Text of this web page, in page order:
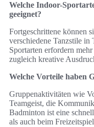
Welche Indoor-
geeignet?
Fortgeschrittene können
verschiedene Tanzstile in
Sportarten erfordern
zugleich kreative
Welche Vorteile haben
Gruppenaktivitäten wie
Teamgeist, die
Badminton ist eine
als auch beim